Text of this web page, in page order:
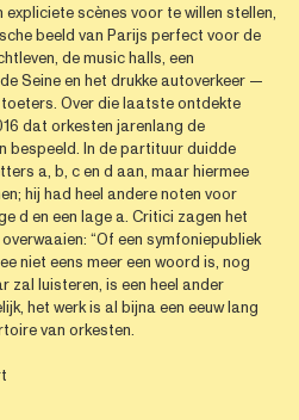
scènes voor te willen stellen,
beeld van Parijs perfect voor de
de music halls, een
Seine en het drukke autoverkeer —
Over die laatste ontdekte
dat orkesten jarenlang de
bespeeld. In de partituur duidde
a, b, c en d aan, maar hiermee
hij had heel andere noten voor
d en een lage a. Critici zagen het
“Of een symfoniepubliek
niet eens meer een woord is, nog
zal luisteren, is een heel ander
het werk is al bijna een eeuw lang
van orkesten.